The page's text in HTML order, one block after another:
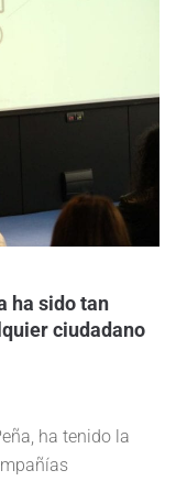
ha sido tan
ciudadano
ha tenido la